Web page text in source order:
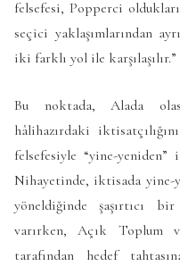
felsefesi, Popperci
seçici yaklaşımlarından
iki farklı yol ile karşılaşılır.”
Bu noktada, Alada
hâlihazırdaki
felsefesiyle “yine-
Nihayetinde, iktisada yine-
yöneldiğinde şaşırtıcı
varırken, Açık Toplum
tarafından hedef